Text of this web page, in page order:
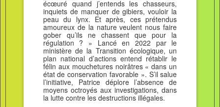
écœuré quand j’entends les chasseurs,
inquiets de manquer de gibiers, vouloir la
peau du lynx. Et après, ces prétendus
amoureux de la nature veulent nous faire
gober qu’ils ne chassent que pour la
régulation ? » Lancé en 2022 par le
ministère de la Transition écologique, un
plan national d’actions entend rétablir le
félin aux mouchetures noirâtres « dans un
état de conservation favorable ». S’il salue
l’initiative, Patrice déplore l’absence de
moyens octroyés aux investigations, dans
la lutte contre les destructions illégales.